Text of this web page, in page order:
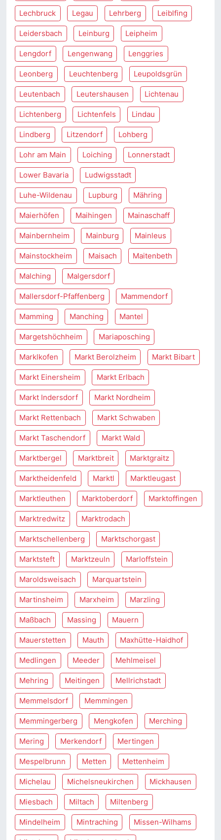
Lechbruck Legau Lehrberg Leiblfing
Leidersbach Leinburg Leipheim
Lengdorf Lengenwang Lenggries
Leonberg Leuchtenberg Leupoldsgrün
Leutenbach Leutershausen Lichtenau
Lichtenberg Lichtenfels Lindau
Lindberg Litzendorf Lohberg
Lohr am Main Loiching Lonnerstadt
Lower Bavaria Ludwigsstadt
Luhe-Wildenau Lupburg Mähring
Maierhöfen Maihingen Mainaschaff
Mainbernheim Mainburg Mainleus
Mainstockheim Maisach Maitenbeth
Malching Malgersdorf
Mallersdorf-Pfaffenberg Mammendorf
Mamming Manching Mantel
Margetshöchheim Mariaposching
Marklkofen Markt Berolzheim Markt Bibart
Markt Einersheim Markt Erlbach
Markt Indersdorf Markt Nordheim
Markt Rettenbach Markt Schwaben
Markt Taschendorf Markt Wald
Marktbergel Marktbreit Marktgraitz
Marktheidenfeld Marktl Marktleugast
Marktleuthen Marktoberdorf Marktoffingen
Marktredwitz Marktrodach
Marktschellenberg Marktschorgast
Marktsteft Marktzeuln Marloffstein
Maroldsweisach Marquartstein
Martinsheim Marxheim Marzling
Maßbach Massing Mauern
Mauerstetten Mauth Maxhütte-Haidhof
Medlingen Meeder Mehlmeisel
Mehring Meitingen Mellrichstadt
Memmelsdorf Memmingen
Memmingerberg Mengkofen Merching
Mering Merkendorf Mertingen
Mespelbrunn Metten Mettenheim
Michelau Michelsneukirchen Mickhausen
Miesbach Miltach Miltenberg
Mindelheim Mintraching Missen-Wilhams